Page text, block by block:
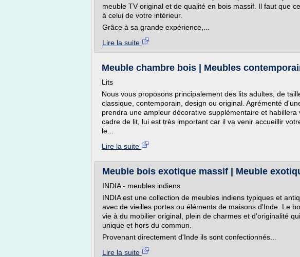
meuble TV original et de qualité en bois massif. Il faut que
à celui de votre intérieur.
Grâce à sa grande expérience,...
Lire la suite
Meuble chambre bois | Meubles
Lits
Nous vous proposons principalement des lits adultes, de
classique, contemporain, design ou original. Agrémenté
prendra une ampleur décorative supplémentaire et
cadre de lit, lui est très important car il va venir accueillir
le...
Lire la suite
Meuble bois exotique massif | Meuble
INDIA - meubles indiens
INDIA est une collection de meubles indiens typiques et
avec de vieilles portes ou éléments de maisons d'Inde. Le
vie à du mobilier original, plein de charmes et d'originalité
unique et hors du commun.
Provenant directement d'Inde ils sont confectionnés...
Lire la suite